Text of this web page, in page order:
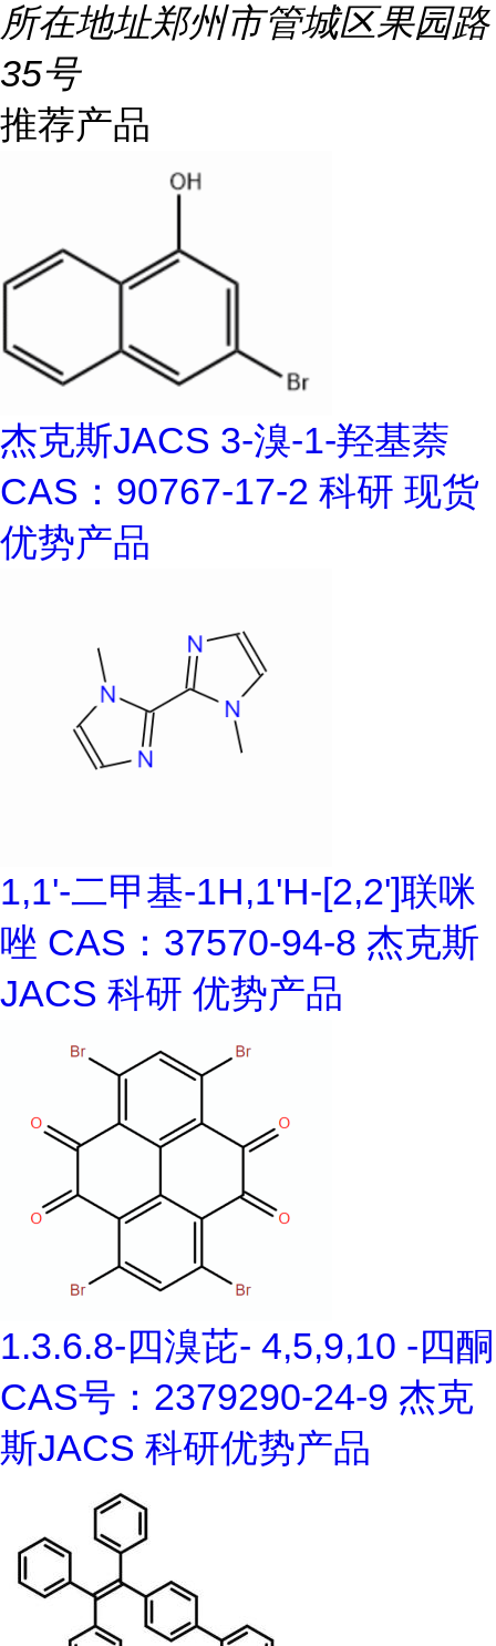
所在地址郑州市管城区果园路
35号
推荐产品
杰克斯JACS 3-溴-1-羟基萘
CAS：90767-17-2 科研 现货
优势产品
1,1'-二甲基-1H,1'H-[2,2']联咪
唑 CAS：37570-94-8 杰克斯
JACS 科研 优势产品
1.3.6.8-四溴芘- 4,5,9,10 -四酮
CAS号：2379290-24-9 杰克
斯JACS 科研优势产品